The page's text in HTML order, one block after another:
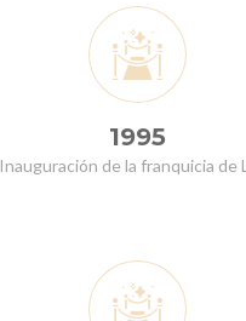
1995
Inauguración de la franquicia de